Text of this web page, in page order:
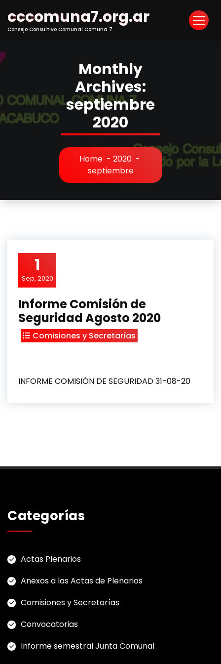
Content
cccomuna7.org.ar
Consejo Consultivo Comunal Comuna 7
Monthly
Archives:
septiembre
2020
Home- 2020-
septiembre
1
Sep, 2020
Informe Comisión de
Seguridad Agosto 2020
Comisiones y Secretarías
INFORME COMISIÓN DE SEGURIDAD 31-08-20
Categorías
Actas Plenarios
Anexos a las Actas de Plenarios
Comisiones y Secretarías
Convocatorias
Informe semestral Junta Comunal